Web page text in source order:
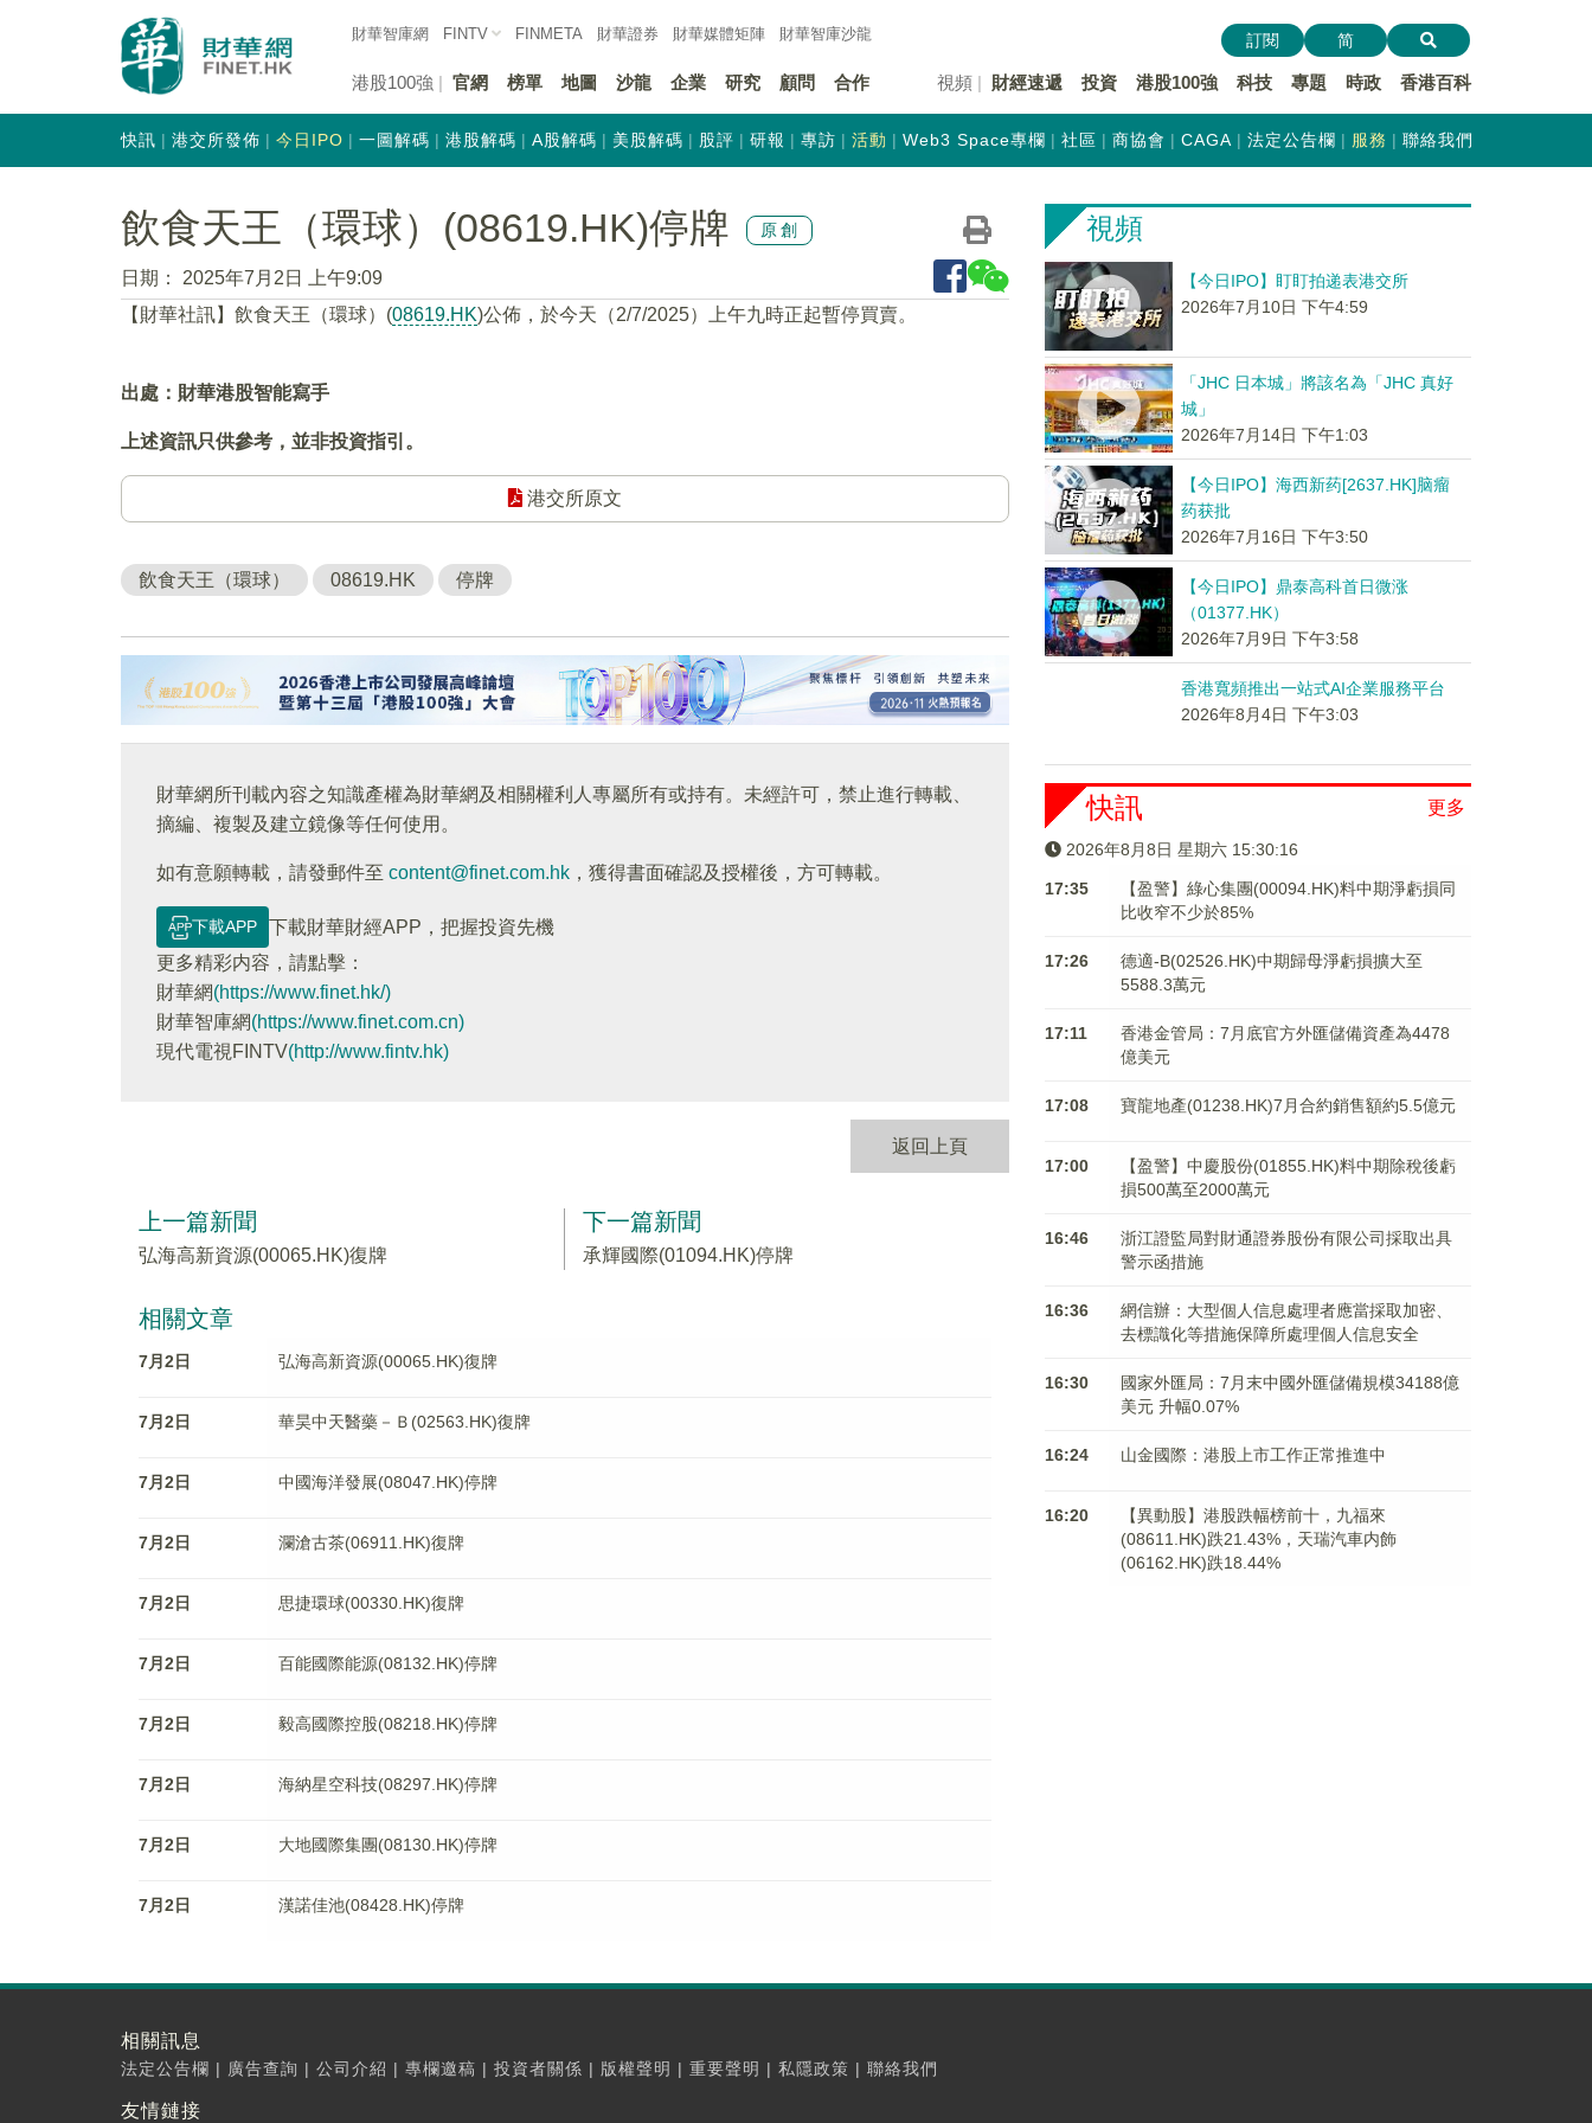
財華智庫網 FINTV FINMETA 財華證券 財華媒體矩陣 財華智庫沙龍
港股100強 官網 榜單 地圖 沙龍 企業 研究 顧問 合作 視頻 財經速遞 投資 港股100強 科技 專題 時政 香港百科
訂閱 简
快訊 港交所發佈 今日IPO 一圖解碼 港股解碼 A股解碼 美股解碼 股評 研報 專訪 活動 Web3 Space專欄 社區 商協會 CAGA 法定公告欄 服務 聯絡我們
飲食天王（環球）(08619.HK)停牌 原創
日期：
2025年7月2日 上午9:09
【財華社訊】飲食天王（環球）(08619.HK)公佈，於今天（2/7/2025）上午九時正起暫停買賣。
出處：財華港股智能寫手
上述資訊只供參考，並非投資指引。
港交所原文
飲食天王（環球） 08619.HK 停牌
財華網所刊載內容之知識產權為財華網及相關權利人專屬所有或持有。未經許可，禁止進行轉載、
摘編、複製及建立鏡像等任何使用。
如有意願轉載，請發郵件至 content@finet.com.hk ，獲得書面確認及授權後，方可轉載。
下載APP
下載財華財經APP，把握投資先機
更多精彩内容，請點擊：
財華網(https://www.finet.hk/)
財華智庫網(https://www.finet.com.cn)
現代電視FINTV(http://www.fintv.hk)
返回上頁
上一篇新聞
弘海高新資源(00065.HK)復牌
下一篇新聞
承輝國際(01094.HK)停牌
相關文章
7月2日 弘海高新資源(00065.HK)復牌
7月2日 華昊中天醫藥－Ｂ(02563.HK)復牌
7月2日 中國海洋發展(08047.HK)停牌
7月2日 瀾滄古茶(06911.HK)復牌
7月2日 思捷環球(00330.HK)復牌
7月2日 百能國際能源(08132.HK)停牌
7月2日 毅高國際控股(08218.HK)停牌
7月2日 海納星空科技(08297.HK)停牌
7月2日 大地國際集團(08130.HK)停牌
7月2日 漢諾佳池(08428.HK)停牌
視頻
【今日IPO】盯盯拍递表港交所
2026年7月10日 下午4:59
「JHC 日本城」將該名為「JHC 真好
城」
2026年7月14日 下午1:03
【今日IPO】海西新药[2637.HK]脑瘤
药获批
2026年7月16日 下午3:50
【今日IPO】鼎泰高科首日微涨
（01377.HK）
2026年7月9日 下午3:58
香港寬頻推出一站式AI企業服務平台
2026年8月4日 下午3:03
更多
快訊
2026年8月8日 星期六 15:30:16
17:35
【盈警】綠心集團(00094.HK)料中期淨虧損同
比收窄不少於85%
17:26
德適-B(02526.HK)中期歸母淨虧損擴大至
5588.3萬元
17:11
香港金管局：7月底官方外匯儲備資產為4478
億美元
17:08 寶龍地產(01238.HK)7月合約銷售額約5.5億元
17:00
【盈警】中慶股份(01855.HK)料中期除稅後虧
損500萬至2000萬元
16:46
浙江證監局對財通證券股份有限公司採取出具
警示函措施
16:36
網信辦：大型個人信息處理者應當採取加密、
去標識化等措施保障所處理個人信息安全
16:30
國家外匯局：7月末中國外匯儲備規模34188億
美元 升幅0.07%
16:24 山金國際：港股上市工作正常推進中
16:20
【異動股】港股跌幅榜前十，九福來
(08611.HK)跌21.43%，天瑞汽車内飾
(06162.HK)跌18.44%
相關訊息
法定公告欄 | 廣告查詢 | 公司介紹 | 專欄邀稿 | 投資者關係 | 版權聲明 | 重要聲明 | 私隱政策 | 聯絡我們
友情鏈接